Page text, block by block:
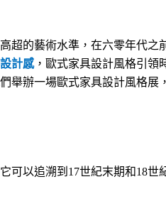
超的藝術水準，在六零年代
計感，歐式家具設計風格引領
舉辦一場歐式家具設計風格展
可以追溯到 17世紀末期和18世